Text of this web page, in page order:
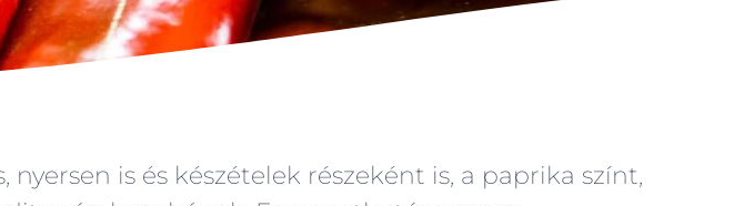
nyersen is és készételek részeként is, a paprika színt,